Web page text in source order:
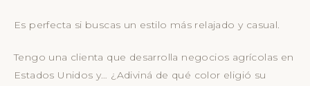
Es perfecta si buscas un estilo más relajado y casual.
Tengo una clienta que desarrolla negocios agrícolas en
Estados Unidos y… ¿Adiviná de qué color eligió su